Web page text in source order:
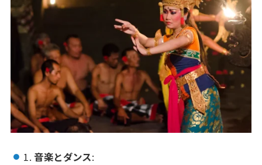
1. 音楽とダンス: